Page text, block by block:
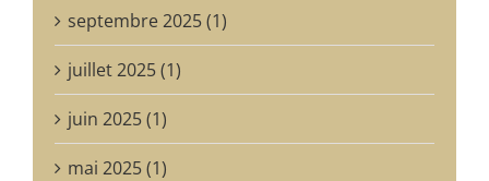
septembre 2025 (1)
juillet 2025 (1)
juin 2025 (1)
mai 2025 (1)